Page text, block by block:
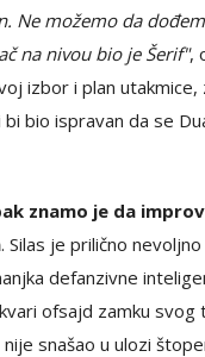
Ne možemo da
na nivou bio je Šerif",
izbor i plan utakmice,
bio ispravan da se
znamo je da
. Silas je prilično
defanzivne
ofsajd zamku svog
snašao u ulozi